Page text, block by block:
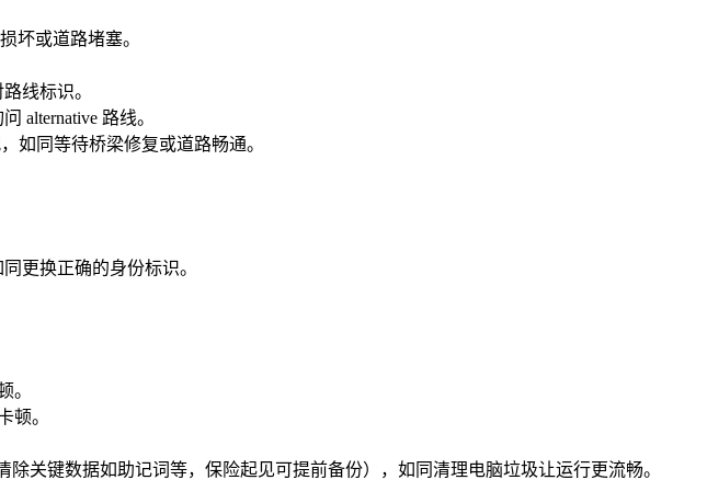
坏或道路堵塞。
线标识。
alternative 路线。
如同等待桥梁修复或道路畅通。
更换正确的身份标识。
。
顿。
关键数据如助记词等，保险起见可提前备份），如同清理电脑垃圾让运行更流畅。